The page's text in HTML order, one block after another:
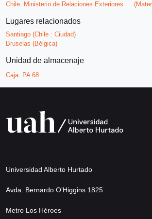
Chile. Ministerio de Relaciones Exteriores
Lugares relacionados
Santiago (Chile : Ciudad)
Bruselas (Bélgica)
Unidad de almacenaje
Caja: PA 68
Universidad Alberto Hurtado
Avda. Bernardo O’Higgins 1825
Metro Los Héroes